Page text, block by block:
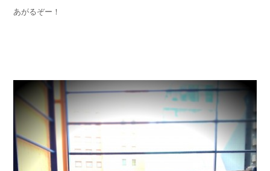
あがるぞー！